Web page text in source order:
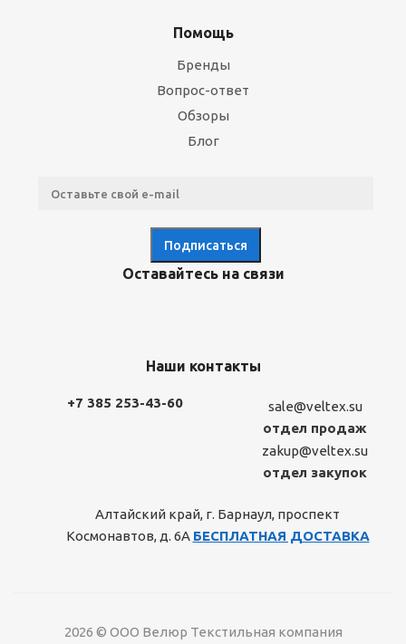
Помощь
Бренды
Вопрос-ответ
Обзоры
Блог
Оставайтесь на связи
Наши контакты
+7 385 253-43-60
sale@veltex.su
отдел продаж
zakup@veltex.su
отдел закупок
Алтайский край, г. Барнаул, проспект
Космонавтов, д. 6А БЕСПЛАТНАЯ ДОСТАВКА
2026 © ООО Велюр Текстильная компания